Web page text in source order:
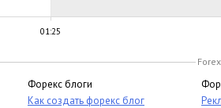
01:25
Форекс блоги
Как создать форекс блог